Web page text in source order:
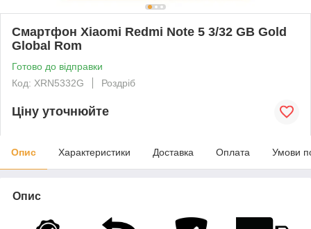
Смартфон Xiaomi Redmi Note 5 3/32 GB Gold
Global Rom
Готово до відправки
Код: XRN5332G
Роздріб
Ціну уточнюйте
Опис Характеристики Доставка Оплата Умови
Опис